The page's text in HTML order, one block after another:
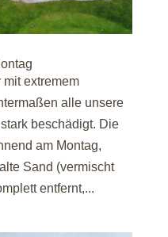
extremem
alle unsere
beschädigt. Die
am Montag,
Sand (vermischt
entfernt,...